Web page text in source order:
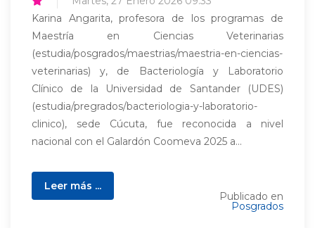
Karina Angarita, profesora de los programas de
Maestría en Ciencias Veterinarias
(estudia/posgrados/maestrias/maestria-en-ciencias-
veterinarias) y, de Bacteriología y Laboratorio
Clínico de la Universidad de Santander (UDES)
(estudia/pregrados/bacteriologia-y-laboratorio-
clinico), sede Cúcuta, fue reconocida a nivel
nacional con el Galardón Coomeva 2025 a...
Leer más ...
Publicado en
Posgrados